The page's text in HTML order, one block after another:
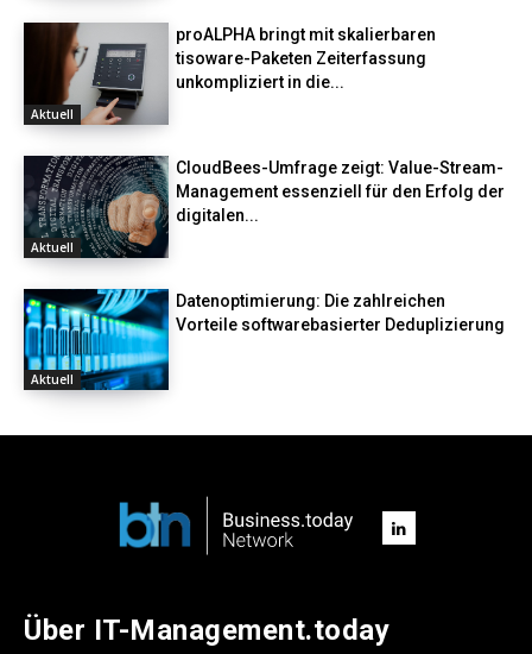
Aktuell
proALPHA bringt mit skalierbaren
tisoware-Paketen Zeiterfassung
unkompliziert in die...
Aktuell
CloudBees-Umfrage zeigt: Value-Stream-
Management essenziell für den Erfolg der
digitalen...
Aktuell
Datenoptimierung: Die zahlreichen
Vorteile softwarebasierter Deduplizierung
Über IT-Management.today